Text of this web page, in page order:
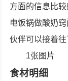
方面的信息比
电饭锅做酸奶
伙伴可以接着往
1张图片
食材明细